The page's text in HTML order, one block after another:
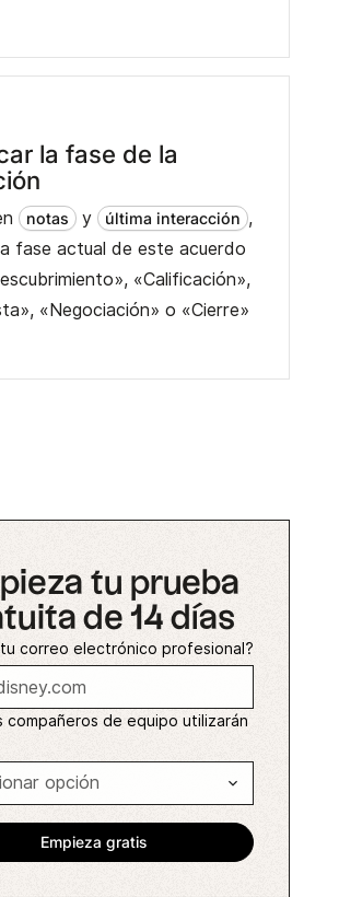
la fase de la
notas y última interacción ,
fase actual de este acuerdo
«Calificación»,
«Negociación» o «Cierre»
tu prueba
de 14 días
tu correo electrónico profesional?
compañeros de equipo utilizarán